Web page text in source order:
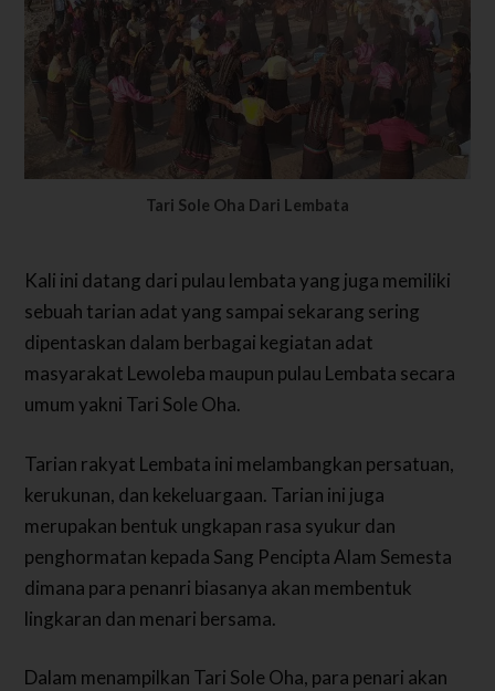
Tari Sole Oha Dari Lembata
Kali ini datang dari pulau lembata yang juga memiliki
sebuah tarian adat yang sampai sekarang sering
dipentaskan dalam berbagai kegiatan adat
masyarakat Lewoleba maupun pulau Lembata secara
umum yakni Tari Sole Oha.
Tarian rakyat Lembata ini melambangkan persatuan,
kerukunan, dan kekeluargaan. Tarian ini juga
merupakan bentuk ungkapan rasa syukur dan
penghormatan kepada Sang Pencipta Alam Semesta
dimana para penanri biasanya akan membentuk
lingkaran dan menari bersama.
Dalam menampilkan Tari Sole Oha, para penari akan